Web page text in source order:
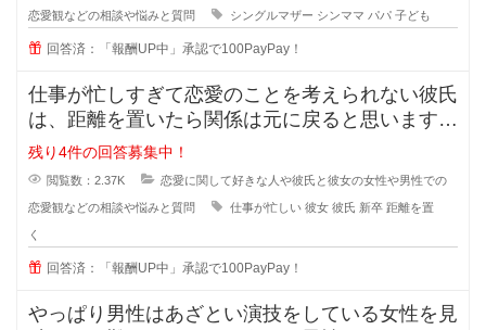
恋愛観などの相談や悩みと質問 シングルマザー シンママ パパ 子ども
回答済：「報酬UP中」承認で100PayPay！
仕事が忙しすぎて恋愛のことを考えられない彼氏
は、距離を置いたら関係は元に戻ると思いますか
？また元に戻る時はどんな時でしょ
残り4件の回答募集中！
閲覧数：2.37K 恋愛に関して好きな人や彼氏と彼女の女性や男性での
恋愛観などの相談や悩みと質問 仕事が忙しい 彼女 彼氏 新卒 距離を置
く
回答済：「報酬UP中」承認で100PayPay！
やっぱり男性はあざとい演技をしている女性を見